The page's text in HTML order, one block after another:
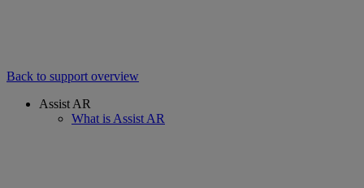
Back to support overview
Assist AR
What is Assist AR